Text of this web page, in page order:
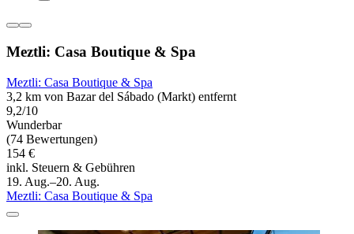
Meztli: Casa Boutique & Spa
Meztli: Casa Boutique & Spa
3,2 km von Bazar del Sábado (Markt) entfernt
9,2/10
Wunderbar
(74 Bewertungen)
154 €
inkl. Steuern & Gebühren
19. Aug.–20. Aug.
Meztli: Casa Boutique & Spa